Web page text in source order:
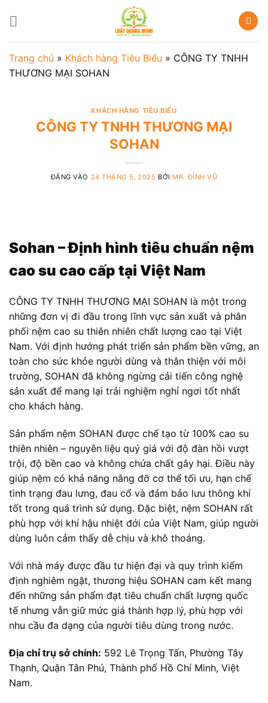
dung
Trang chủ » Khách hàng Tiêu Biểu » CÔNG TY TNHH
THƯƠNG MẠI SOHAN
KHÁCH HÀNG TIÊU BIỂU
CÔNG TY TNHH THƯƠNG MẠI
SOHAN
ĐĂNG VÀO 24 THÁNG 5, 2025 BỞI MR. ĐÌNH VŨ
Sohan – Định hình tiêu chuẩn nệm
cao su cao cấp tại Việt Nam
CÔNG TY TNHH THƯƠNG MẠI SOHAN là một trong
những đơn vị đi đầu trong lĩnh vực sản xuất và phân
phối nệm cao su thiên nhiên chất lượng cao tại Việt
Nam. Với định hướng phát triển sản phẩm bền vững, an
toàn cho sức khỏe người dùng và thân thiện với môi
trường, SOHAN đã không ngừng cải tiến công nghệ
sản xuất để mang lại trải nghiệm nghỉ ngơi tốt nhất
cho khách hàng.
Sản phẩm nệm SOHAN được chế tạo từ 100% cao su
thiên nhiên – nguyên liệu quý giá với độ đàn hồi vượt
trội, độ bền cao và không chứa chất gây hại. Điều này
giúp nệm có khả năng nâng đỡ cơ thể tối ưu, hạn chế
tình trạng đau lưng, đau cổ và đảm bảo lưu thông khí
tốt trong quá trình sử dụng. Đặc biệt, nệm SOHAN rất
phù hợp với khí hậu nhiệt đới của Việt Nam, giúp người
dùng luôn cảm thấy dễ chịu và khô thoáng.
Với nhà máy được đầu tư hiện đại và quy trình kiểm
định nghiêm ngặt, thương hiệu SOHAN cam kết mang
đến những sản phẩm đạt tiêu chuẩn chất lượng quốc
tế nhưng vẫn giữ mức giá thành hợp lý, phù hợp với
nhu cầu đa dạng của người tiêu dùng trong nước.
Địa chỉ trụ sở chính: 592 Lê Trọng Tấn, Phường Tây
Thạnh, Quận Tân Phú, Thành phố Hồ Chí Minh, Việt
Nam.